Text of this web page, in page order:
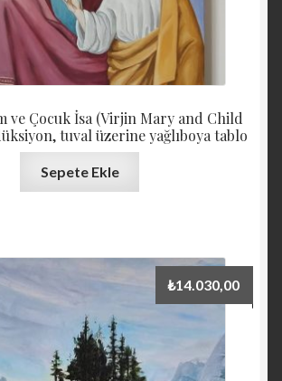
ve Çocuk İsa (Virjin Mary and Child
tuval üzerine yağlıboya tablo
Sepete Ekle
₺14.030,00